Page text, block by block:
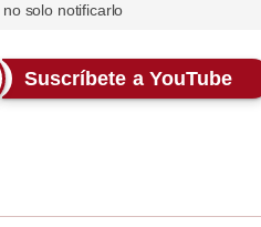
solo notificarlo
Suscríbete a YouTube